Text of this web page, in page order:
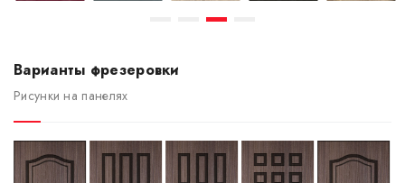
Варианты фрезеровки
Рисунки на панелях